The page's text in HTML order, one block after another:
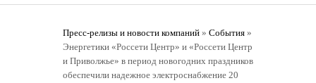
Пресс-релизы и новости компаний » События »
Энергетики «Россети Центр» и «Россети Центр
и Приволжье» в период новогодних праздников
обеспечили надежное электроснабжение 20